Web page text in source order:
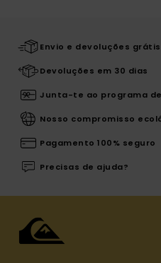
Envio e devoluções
Devoluções em 30 dias
Junta-te ao programa
Nosso compromisso
Pagamento 100% seguro
Precisas de ajuda?